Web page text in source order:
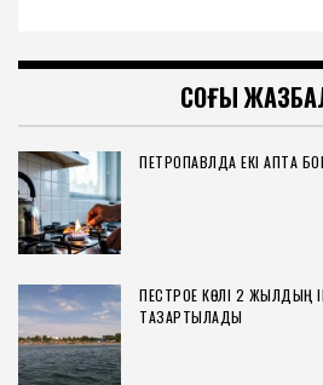
СОҢҒЫ
ПЕТРОПАВЛДА ЕКІ АПТА
ПЕСТРОЕ КӨЛІ 2 ЖЫЛДЫҢ
ТАЗАРТЫЛАДЫ